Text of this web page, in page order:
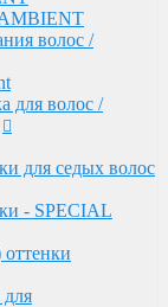
волос
волос
волос
для волос
ассортимент
и укрепления
волос /
для волос /
для седых волос
- SPECIAL